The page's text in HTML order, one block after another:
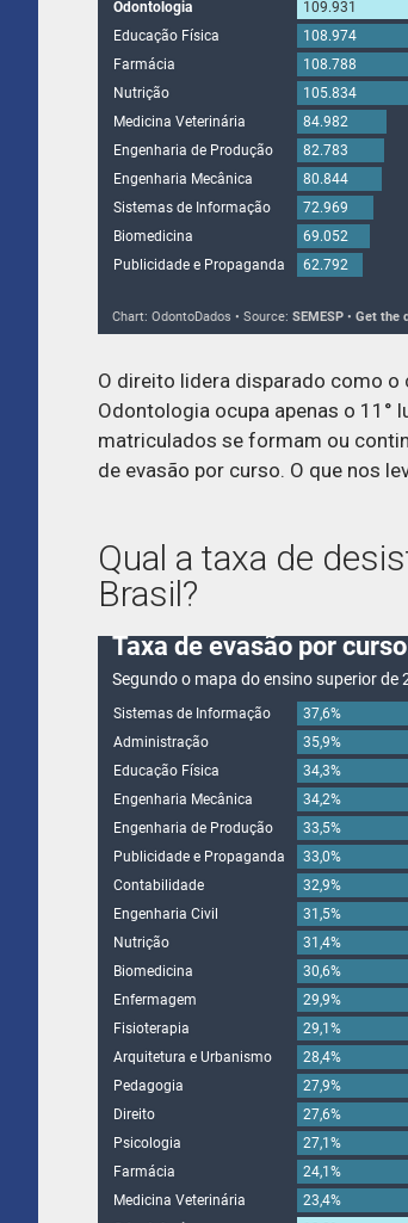
O direito lidera disparado como
Odontologia ocupa apenas o 11°
matriculados se formam ou
de evasão por curso. O que nos
Qual a taxa de
Brasil?